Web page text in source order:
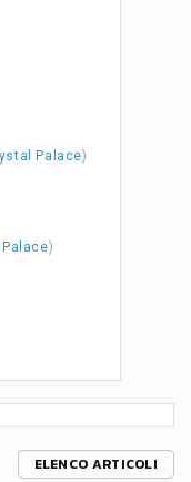
Palace)
)
ELENCO ARTICOLI